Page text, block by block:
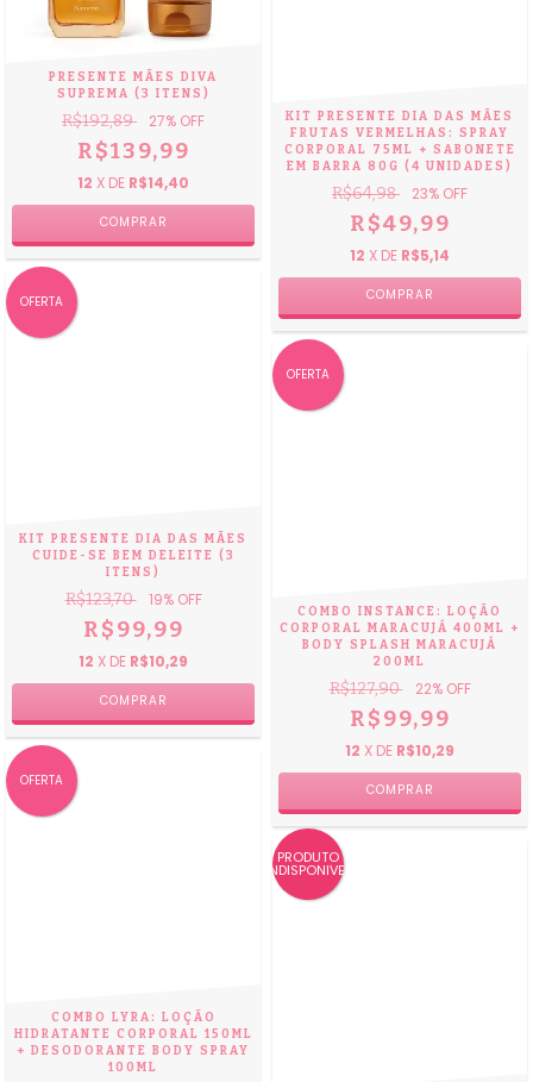
PRESENTE MÃES DIVA
SUPREMA (3 ITENS)
R$192,89 27% OFF
R$139,99
12 X DE R$14,40
KIT PRESENTE DIA DAS MÃES
FRUTAS VERMELHAS: SPRAY
CORPORAL 75ML + SABONETE
EM BARRA 80G (4 UNIDADES)
R$64,98 23% OFF
R$49,99
12 X DE R$5,14
OFERTA
KIT PRESENTE DIA DAS MÃES
CUIDE-SE BEM DELEITE (3
ITENS)
R$123,70 19% OFF
R$99,99
12 X DE R$10,29
OFERTA
COMBO INSTANCE: LOÇÃO
CORPORAL MARACUJÁ 400ML +
BODY SPLASH MARACUJÁ
200ML
R$127,90 22% OFF
R$99,99
12 X DE R$10,29
OFERTA
COMBO LYRA: LOÇÃO
HIDRATANTE CORPORAL 150ML
+ DESODORANTE BODY SPRAY
100ML
PRODUTO
INDISPONIVEL